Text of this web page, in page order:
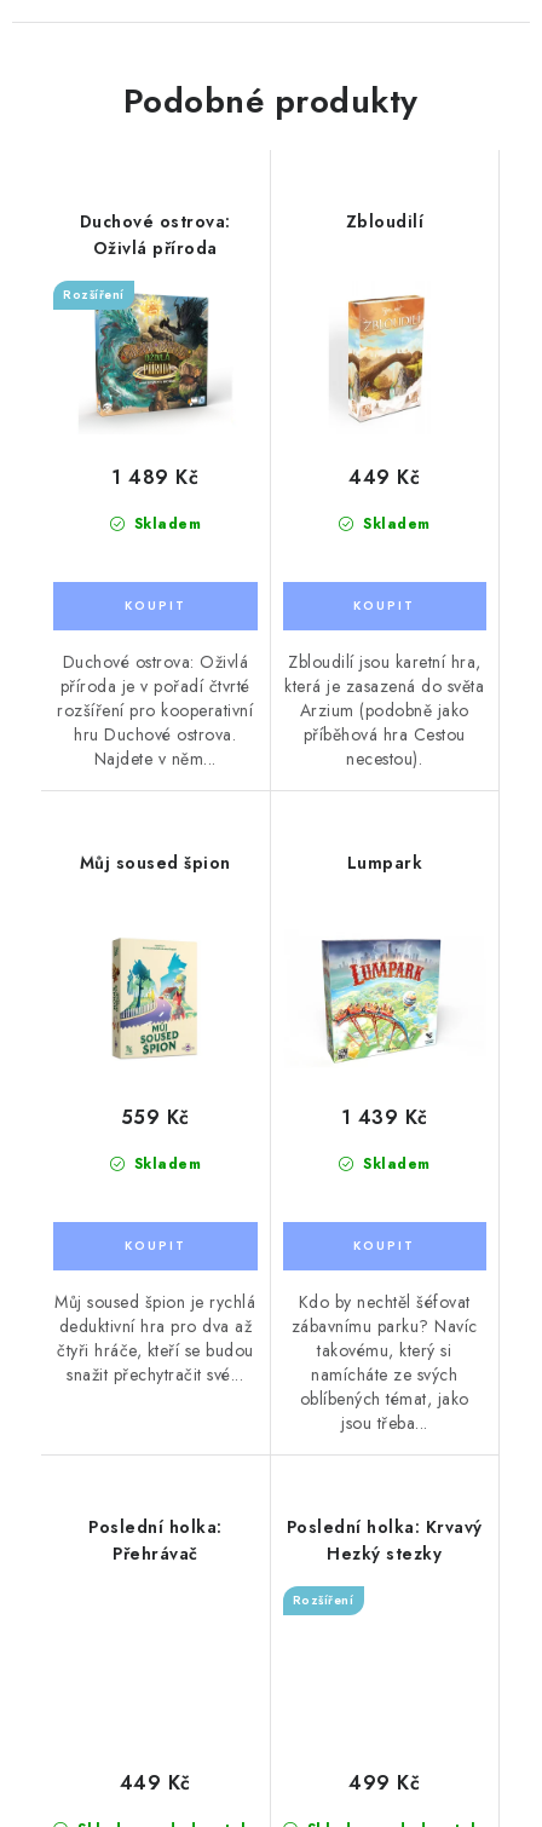
Podobné produkty
Duchové ostrova:
Oživlá příroda
Rozšíření
Skladem
1 489 Kč
Duchové ostrova: Oživlá
příroda je v pořadí čtvrté
rozšíření pro kooperativní
hru Duchové ostrova.
Najdete v něm...
Zbloudilí
Skladem
449 Kč
Zbloudilí jsou karetní hra,
která je zasazená do světa
Arzium (podobně jako
příběhová hra Cestou
necestou).
Můj soused špion
Skladem
559 Kč
Můj soused špion je rychlá
deduktivní hra pro dva až
čtyři hráče, kteří se budou
snažit přechytračit své...
Lumpark
Skladem
1 439 Kč
Kdo by nechtěl šéfovat
zábavnímu parku? Navíc
takovému, který si
namícháte ze svých
oblíbených témat, jako
jsou třeba...
Poslední holka:
Přehrávač
449 Kč
Poslední holka: Krvavý
Hezký stezky
Rozšíření
499 Kč